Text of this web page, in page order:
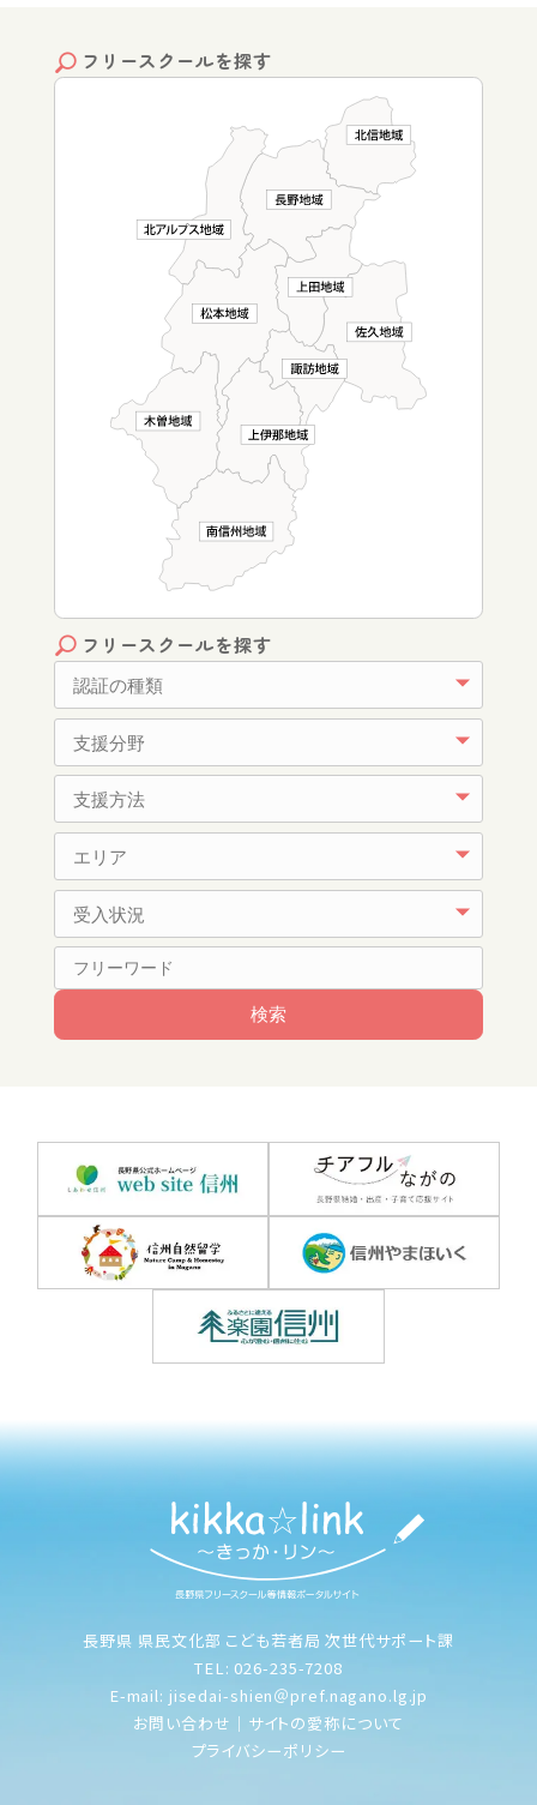
フリースクールを探す
フリースクールを探す
認証の種類
支援分野
支援方法
エリア
受入状況
長野県 県民文化部 こども若者局 次世代サポート課
TEL: 026-235-7208
E-mail: jisedai-shien＠pref.nagano.lg.jp
お問い合わせ ｜ サイトの愛称について
プライバシーポリシー